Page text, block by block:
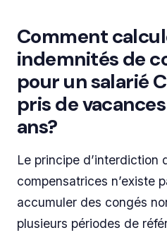
Comment
indemnités de
pour un salarié
pris de
ans?
Le principe d’interdiction
compensatrices n’existe
accumuler des congés
plusieurs périodes de